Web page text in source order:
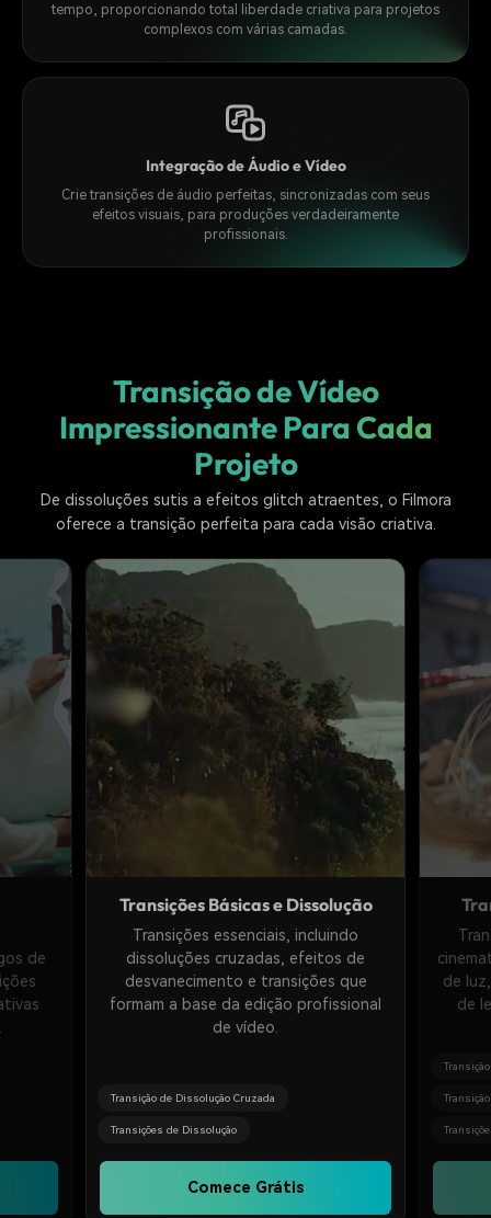
tempo, proporcionando total liberdade criativa para projetos
complexos com várias camadas.
Integração de Áudio e Vídeo
Crie transições de áudio perfeitas, sincronizadas com seus
efeitos visuais, para produções verdadeiramente
profissionais.
Transição de Vídeo
Impressionante Para Cada
Projeto
De dissoluções sutis a efeitos glitch atraentes, o Filmora
oferece a transição perfeita para cada visão criativa.
de
Transições Básicas e Dissolução
Transições essenciais, incluindo
dissoluções cruzadas, efeitos de
desvanecimento e transições que
formam a base da edição profissional
de vídeo.
Transição de Dissolução Cruzada
Transições de Dissolução
Comece Grátis
de
de